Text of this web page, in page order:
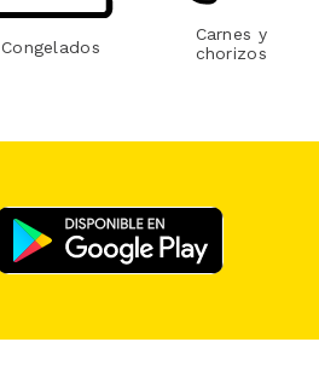
Congelados
Carnes y
chorizos